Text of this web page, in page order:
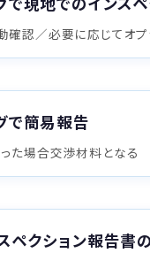
確認／必要に応じてオプ
で簡易報告
た場合交渉材料となる
ペクション報告書